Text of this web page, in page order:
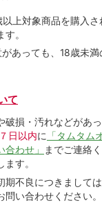
上対象商品を購入
。
あっても、18歳未満
て
破損・汚れなどがあ
日以内に 「タムタム
わせ」
までご連絡
す。
期不良につきまして
い合わせください。